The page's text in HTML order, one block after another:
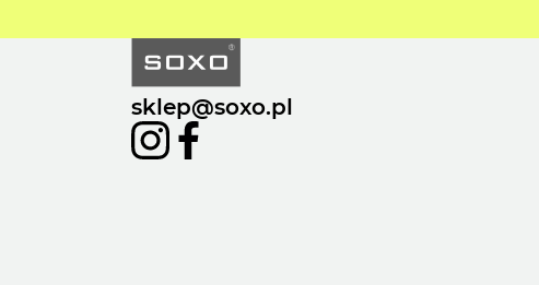
sklep@soxo.pl